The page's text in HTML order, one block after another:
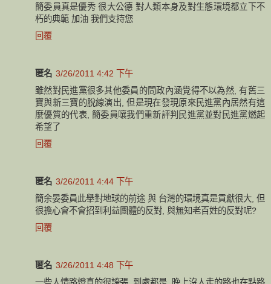
簡委員真是優秀 很大公德 對人類本身及對生態環境都立下不
朽的典範 加油 我們支持您
回覆
匿名 3/26/2011 4:42 下午
雖然對民進黨很多其他委員的問政內涵覺得不以為然, 有舊三
寶與新三寶的脫線演出, 但是現在發現原來民進黨內居然有這
麼優質的代表, 簡委員嚷我們重新評判民進黨並對民進黨燃起
希望了
回覆
匿名 3/26/2011 4:44 下午
簡余晏委員此舉對地球的前途 與 台灣的環境真是貢獻很大, 但
很擔心會不會招到利益團體的反對, 與無知老百姓的反對呢?
回覆
匿名 3/26/2011 4:48 下午
一些人情路燈真的很誇張, 到處都是, 晚上沒人走的路也在點路